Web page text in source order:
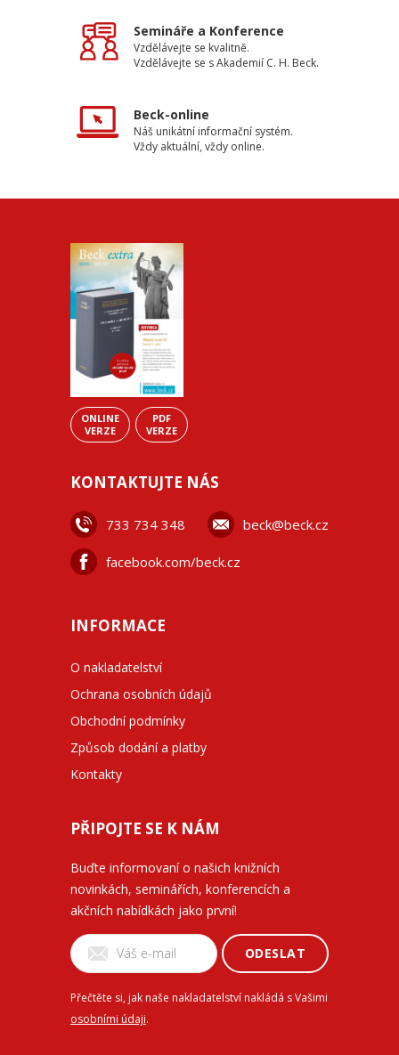
Semináře a Konference
Vzdělávejte se kvalitně.
Vzdělávejte se s Akademií C. H. Beck.
Beck-online
Náš unikátní informační systém.
Vždy aktuální, vždy online.
ONLINE
VERZE
PDF
VERZE
KONTAKTUJTE NÁS
733 734 348 beck@beck.cz
facebook.com/beck.cz
INFORMACE
O nakladatelství
Ochrana osobních údajů
Obchodní podmínky
Způsob dodání a platby
Kontakty
PŘIPOJTE SE K NÁM
Buďte informovaní o našich knižních
novinkách, seminářích, konferencích a
akčních nabídkách jako první!
ODESLAT
Přečtěte si, jak naše nakladatelství nakládá s Vašimi
osobními údaji.